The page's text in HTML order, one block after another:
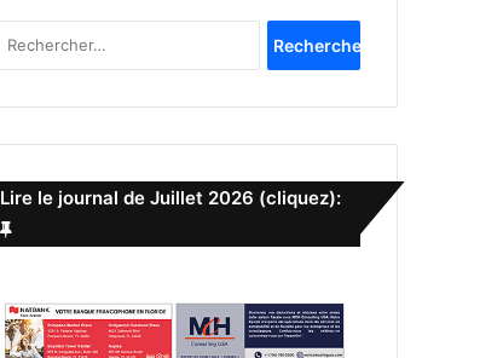
h
c
h
:
Lire le journal de Juillet 2026 (cliquez):